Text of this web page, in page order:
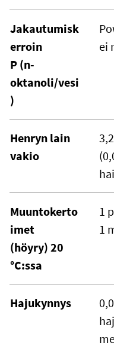
Jakautumisk
erroin
P (n-
oktanoli/vesi
)
ei
Henryn lain
vakio
Muuntokerto
imet
(höyry) 20
°C:ssa
1
1
Hajukynnys